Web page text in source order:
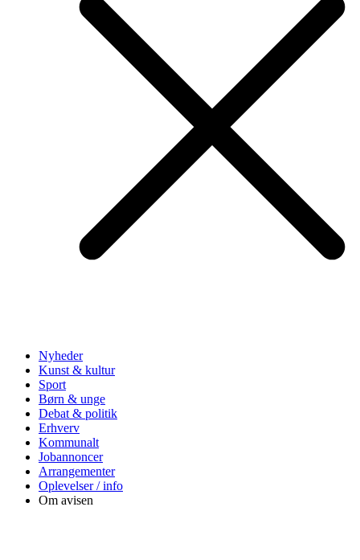
Nyheder
Kunst & kultur
Sport
Børn & unge
Debat & politik
Erhverv
Kommunalt
Jobannoncer
Arrangementer
Oplevelser / info
Om avisen